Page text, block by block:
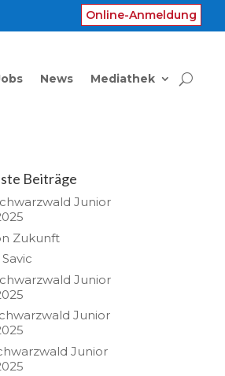
Online-Anmeldung
News Mediathek
Beiträge
Junior
Zukunft
Junior
Junior
Junior